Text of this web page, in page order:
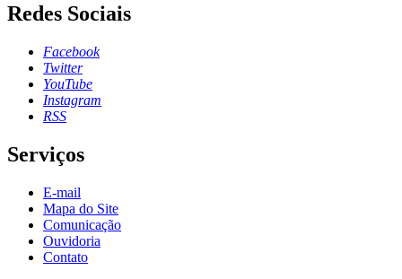
Redes Sociais
Facebook
Twitter
YouTube
Instagram
RSS
Serviços
E-mail
Mapa do Site
Comunicação
Ouvidoria
Contato